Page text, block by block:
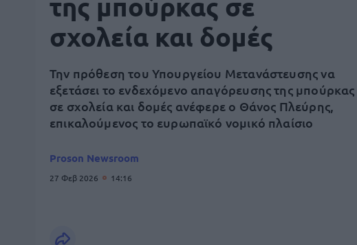
σχολεία και δομές
Την πρόθεση του Υπουργείου Μετανάστευσης να
εξετάσει το ενδεχόμενο απαγόρευσης της μπούρκας
σε σχολεία και δομές ανέφερε ο Θάνος Πλεύρης,
επικαλούμενος το ευρωπαϊκό νομικό πλαίσιο
Proson Newsroom
27 Φεβ 2026 14:16